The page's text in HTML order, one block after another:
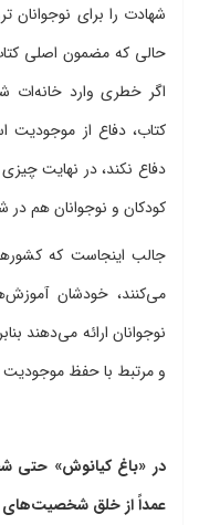
شهادت را برای نوجوانان
حالی که مضمون اصلی
اگر خطری وارد خانه‌ات
کتاب، دفاع از موجودیت
دفاع نکند، در نهایت
کودکان و نوجوانان هم در
جالب اینجاست که
می‌کنند، خودشان
نوجوانان ارائه می‌دهند
و مرتبط با حفظ
در «باغ کیانوش» حتی
عمداً از خلق شخصیت‌های